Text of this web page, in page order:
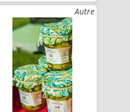
Autre